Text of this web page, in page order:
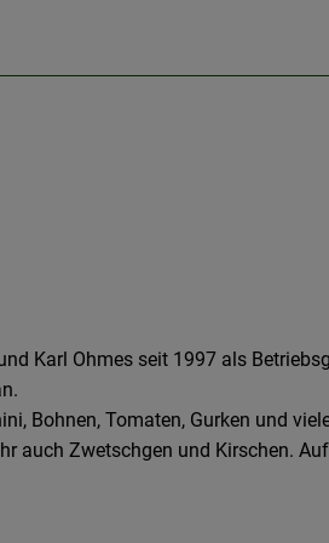
Karl Ohmes seit 1997 als
Bohnen, Tomaten, Gurken und
auch Zwetschgen und Kirschen.